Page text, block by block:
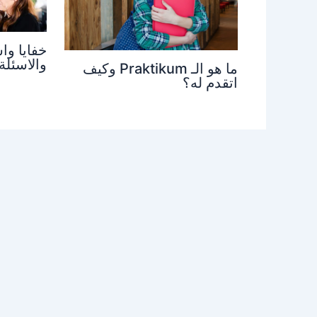
ما هو الـ Praktikum وكيف
اتقدم له؟
خفايا